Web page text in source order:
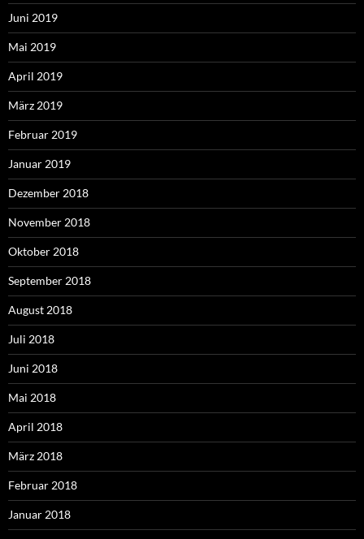
Juni 2019
Mai 2019
April 2019
März 2019
Februar 2019
Januar 2019
Dezember 2018
November 2018
Oktober 2018
September 2018
August 2018
Juli 2018
Juni 2018
Mai 2018
April 2018
März 2018
Februar 2018
Januar 2018